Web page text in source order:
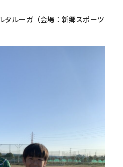
ルーガ（会場：新郷スポーツ